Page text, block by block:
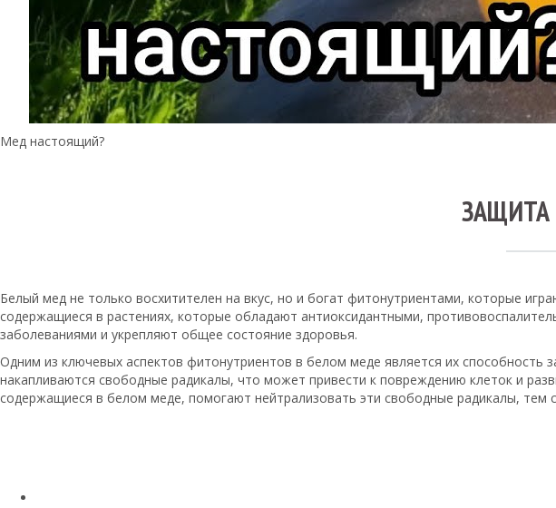
Мед настоящий?
Белый мед не только восхитителен на вкус, но и богат фитонутриентами, которые
содержащиеся в растениях, которые обладают антиоксидантными,
заболеваниями и укрепляют общее состояние здоровья.
Одним из ключевых аспектов фитонутриентов в белом меде является их способность
накапливаются свободные радикалы, что может привести к повреждению клеток и
содержащиеся в белом меде, помогают нейтрализовать эти свободные радикалы, тем